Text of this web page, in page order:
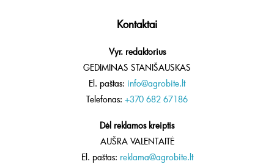
Kontaktai
Vyr. redaktorius
GEDIMINAS STANIŠAUSKAS
El. paštas: info@agrobite.lt
Telefonas: +370 682 67186
Dėl reklamos kreiptis
AUŠRA VALENTAITĖ
El. paštas: reklama@agrobite.lt